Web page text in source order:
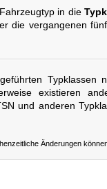
in die
die vergangenen
Typklassen
existieren
und anderen
Änderungen